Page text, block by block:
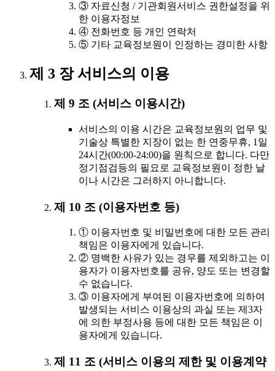
③ 자료신청 / 기관회원서비스 권한설정을 위
한 이용자정보
④ 전화번호 등 개인 연락처
⑤ 기타 교육정보원이 인정하는 경미한 사항
제 3 장 서비스의 이용
제 9 조 (서비스 이용시간)
서비스의 이용 시간은 교육정보원의 업무 및
기술상 특별한 지장이 없는 한 연중무휴, 1일
24시간(00:00-24:00)을 원칙으로 합니다. 다만
정기점검등의 필요로 교육정보원이 정한 날
이나 시간은 그러하지 아니합니다.
제 10 조 (이용자번호 등)
① 이용자번호 및 비밀번호에 대한 모든 관리
책임은 이용자에게 있습니다.
② 명백한 사유가 있는 경우를 제외하고는 이
용자가 이용자번호를 공유, 양도 또는 변경할
수 없습니다.
③ 이용자에게 부여된 이용자번호에 의하여
발생되는 서비스 이용상의 과실 또는 제3자
에 의한 부정사용 등에 대한 모든 책임은 이
용자에게 있습니다.
제 11 조 (서비스 이용의 제한 및 이용계약